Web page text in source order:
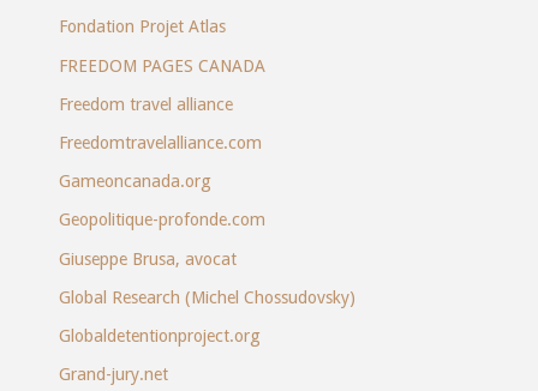
Fondation Projet Atlas
FREEDOM PAGES CANADA
Freedom travel alliance
Freedomtravelalliance.com
Gameoncanada.org
Geopolitique-profonde.com
Giuseppe Brusa, avocat
Global Research (Michel Chossudovsky)
Globaldetentionproject.org
Grand-jury.net